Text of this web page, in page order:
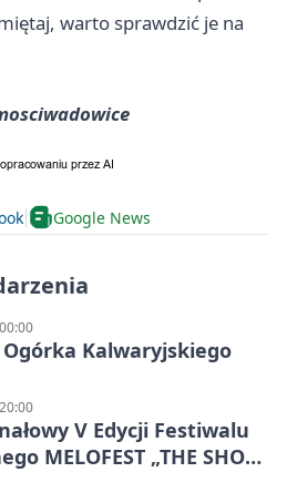
warto sprawdzić je na
Google News
Kalwaryjskiego
V Edycji Festiwalu
MELOFEST „THE SHOW